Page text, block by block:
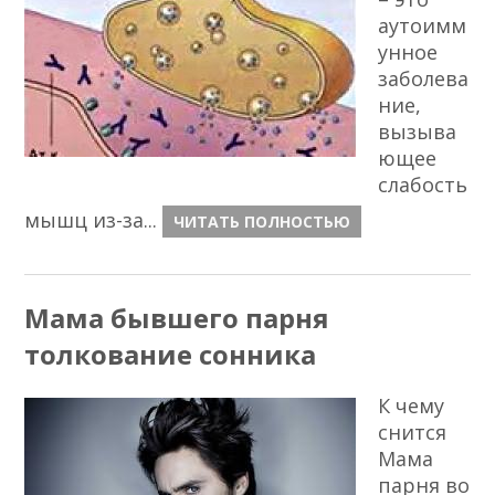
аутоимм
унное
заболева
ние,
вызыва
ющее
слабость
мышц из-за...
ЧИТАТЬ ПОЛНОСТЬЮ
Мама бывшего парня
толкование сонника
К чему
снится
Мама
парня во